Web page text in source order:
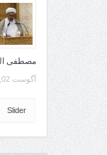
مصطفى
آگوست 02, 2025
Slider